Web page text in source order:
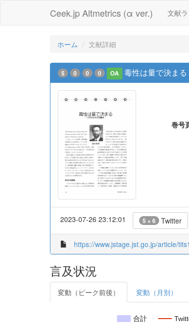
Ceek.jp Altmetrics (α ver.) 文献
ホーム 文献詳細
5 0 0 0 OA 毒性は量で決ま
巻号
2023-07-26 23:12:01 5 + 6 Twitter
https://www.jstage.jst.go.jp/article/
言及状況
変動（ピーク前後） 変動（月別）
合計